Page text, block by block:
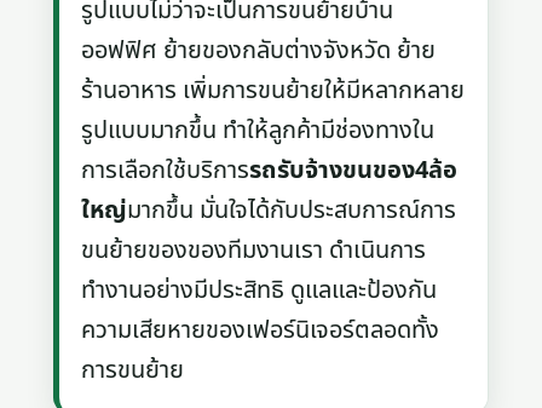
รูปแบบไม่ว่าจะเป็นการขนย้ายบ้าน
ออฟฟิศ ย้ายของกลับต่างจังหวัด ย้าย
ร้านอาหาร เพิ่มการขนย้ายให้มีหลากหลาย
รูปแบบมากขึ้น ทำให้ลูกค้ามีช่องทางใน
การเลือกใช้บริการรถรับจ้างขนของ4ล้อ
ใหญ่มากขึ้น มั่นใจได้กับประสบการณ์การ
ขนย้ายของของทีมงานเรา ดำเนินการ
ทำงานอย่างมีประสิทธิ ดูแลและป้องกัน
ความเสียหายของเฟอร์นิเจอร์ตลอดทั้ง
การขนย้าย